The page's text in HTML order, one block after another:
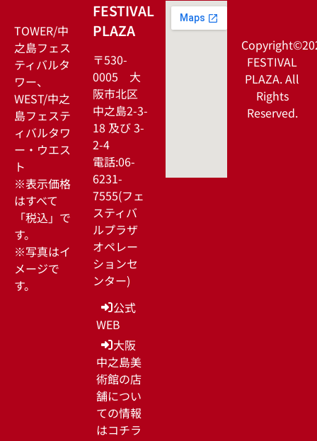
TOWER/中
之島フェス
ティバルタ
ワー、
WEST/中之
島フェステ
ィバルタワ
ー・ウエス
ト
※表示価格
はすべて
「税込」で
す。
※写真はイ
メージで
す。
FESTIVAL
PLAZA
〒530-
0005 大
阪市北区
中之島2-3-
18 及び 3-
2-4
電話:06-
6231-
7555(フェ
スティバ
ルプラザ
オペレー
ションセ
ンター)
公式
WEB
大阪
中之島美
術館の店
舗につい
ての情報
はコチラ
FESTIVAL
PLAZA. All
Rights
Reserved.